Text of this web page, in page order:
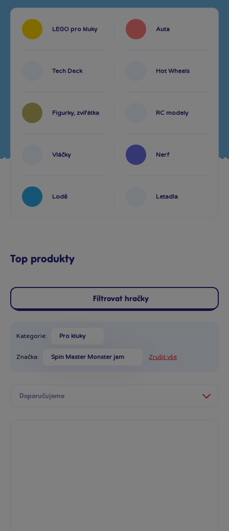
LEGO pro kluky Auta
Tech Deck Hot Wheels
Figurky, zvířátka RC modely
Vláčky Nerf
Lodě Letadla
Top produkty
Filtrovat hračky
Kategorie: Pro kluky
Značka: Spin Master Monster jam Zrušit vše